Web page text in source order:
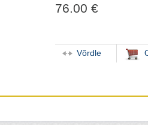
76.00 €
Võrdle